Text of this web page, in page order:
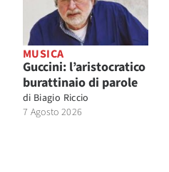
MUSICA
Guccini: l’aristocratico
burattinaio di parole
di Biagio Riccio
7 Agosto 2026